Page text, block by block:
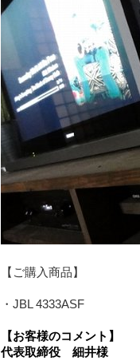
【ご購入商品】
・JBL 4333ASF
【お客様のコメント】
代表取締役 細井様